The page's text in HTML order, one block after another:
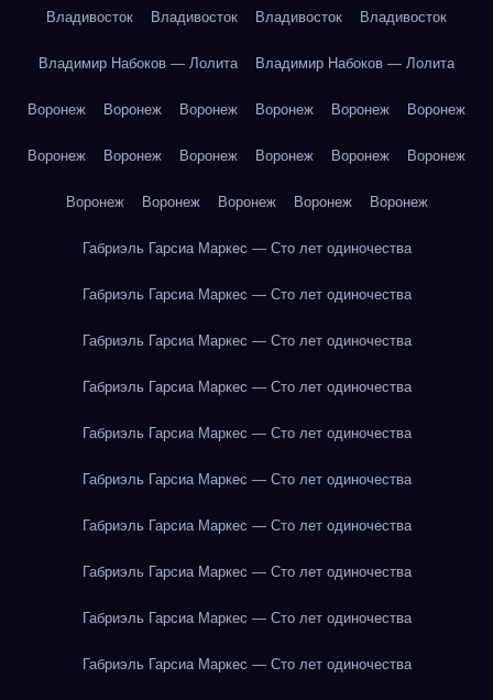
Владивосток Владивосток Владивосток Владивосток
Владимир Набоков — Лолита Владимир Набоков — Лолита
Воронеж Воронеж Воронеж Воронеж Воронеж Воронеж
Воронеж Воронеж Воронеж Воронеж Воронеж Воронеж
Воронеж Воронеж Воронеж Воронеж Воронеж
Габриэль Гарсиа Маркес — Сто лет одиночества
Габриэль Гарсиа Маркес — Сто лет одиночества
Габриэль Гарсиа Маркес — Сто лет одиночества
Габриэль Гарсиа Маркес — Сто лет одиночества
Габриэль Гарсиа Маркес — Сто лет одиночества
Габриэль Гарсиа Маркес — Сто лет одиночества
Габриэль Гарсиа Маркес — Сто лет одиночества
Габриэль Гарсиа Маркес — Сто лет одиночества
Габриэль Гарсиа Маркес — Сто лет одиночества
Габриэль Гарсиа Маркес — Сто лет одиночества